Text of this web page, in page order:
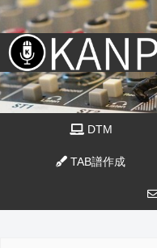
DTM
TAB譜作成